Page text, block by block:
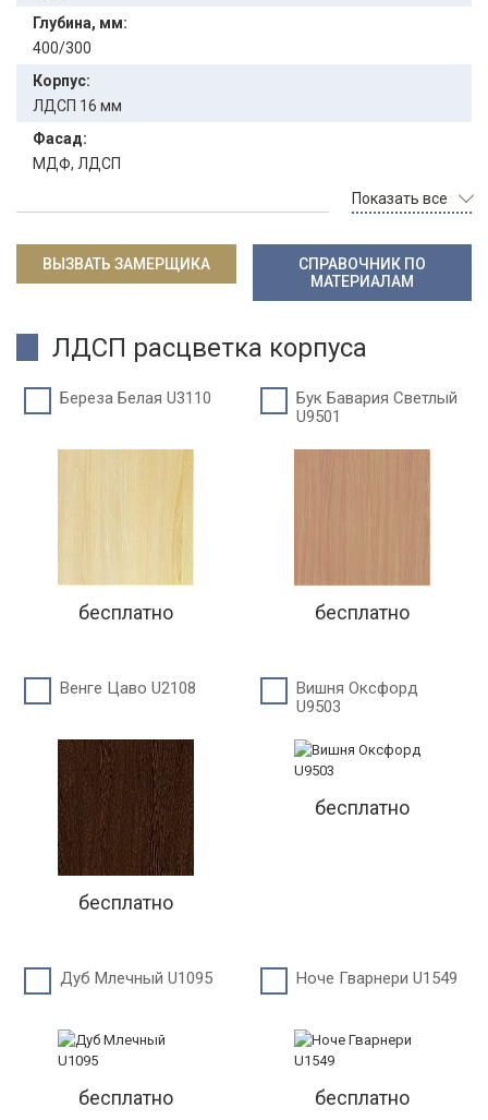
Глубина, мм:
400/300
Корпус:
ЛДСП 16 мм
Фасад:
МДФ, ЛДСП
Показать все
ВЫЗВАТЬ ЗАМЕРЩИКА
СПРАВОЧНИК ПО
МАТЕРИАЛАМ
ЛДСП расцветка корпуса
Береза Белая U3110
бесплатно
Бук Бавария Светлый
U9501
бесплатно
Венге Цаво U2108
бесплатно
Вишня Оксфорд
U9503
бесплатно
Дуб Млечный U1095
бесплатно
Ноче Гварнери U1549
бесплатно